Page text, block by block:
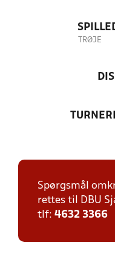
TRØJE
Spørgsmål
rettes til DBU
tlf: 4632 3366